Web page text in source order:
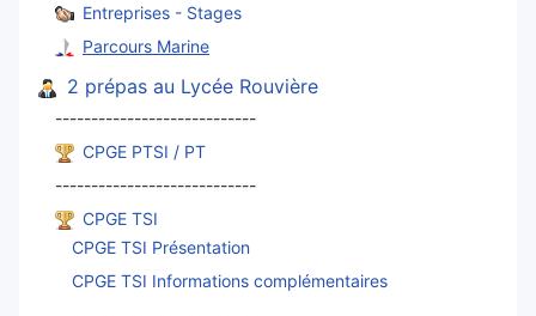
Entreprises - Stages
Parcours Marine
2 prépas au Lycée Rouvière
----------------------------
CPGE PTSI / PT
----------------------------
CPGE TSI
CPGE TSI Présentation
CPGE TSI Informations complémentaires